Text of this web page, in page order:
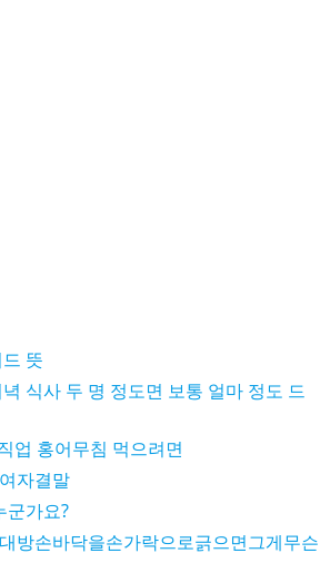
뜻
식사 두 명 정도면 보통 얼마 정도 드
업 홍어무침 먹으려면
자결말
군가요?
방손바닥을손가락으로긁으면그게무슨